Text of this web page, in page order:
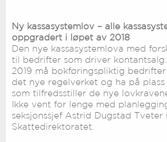
Ny kassasystemlov – alle
oppgradert i løpet av 2018
Den nye kassasystemlova med
til bedrifter som driver kontantsalg.
2019 må bokføringspliktig
det nye regelverket og ha på plass
som tilfredsstiller de nye
Ikke vent for lenge med
seksjonssjef Astrid Dugstad Tveter i
Skattedirektoratet.